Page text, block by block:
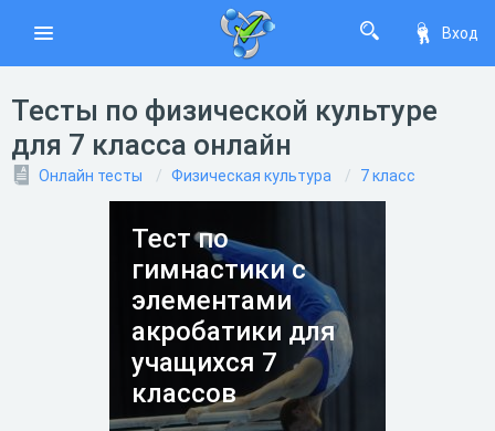
Вход
Тесты по физической культуре
для 7 класса онлайн
Онлайн тесты Физическая культура 7 класс
Тест по
гимнастики с
элементами
акробатики для
учащихся 7
классов